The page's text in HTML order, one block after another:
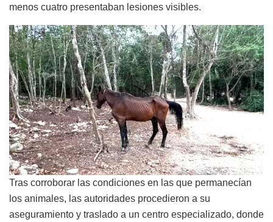
menos cuatro presentaban lesiones visibles.
Tras corroborar las condiciones en las que permanecían
los animales, las autoridades procedieron a su
aseguramiento y traslado a un centro especializado, donde